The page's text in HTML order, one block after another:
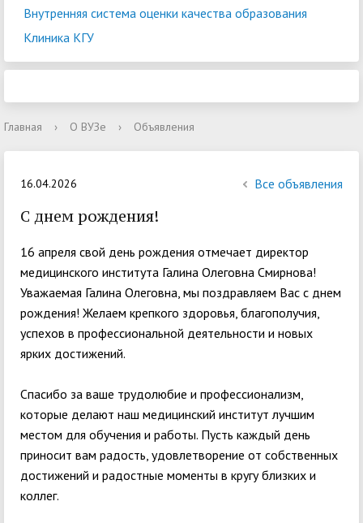
Внутренняя система оценки качества образования
Клиника КГУ
Главная › О ВУЗе › Объявления
16.04.2026 Все объявления
С днем рождения!
16 апреля свой день рождения отмечает директор
медицинского института Галина Олеговна Смирнова!
Уважаемая Галина Олеговна, мы поздравляем Вас с днем
рождения! Желаем крепкого здоровья, благополучия,
успехов в профессиональной деятельности и новых
ярких достижений.
Спасибо за ваше трудолюбие и профессионализм,
которые делают наш медицинский институт лучшим
местом для обучения и работы. Пусть каждый день
приносит вам радость, удовлетворение от собственных
достижений и радостные моменты в кругу близких и
коллег.